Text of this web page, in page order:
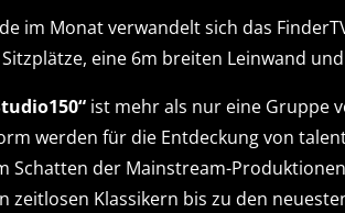
im Monat verwandelt sich das
eine 6m breiten Leinwand
ist mehr als nur eine Gruppe
werden für die Entdeckung von
Schatten der Mainstream-
zeitlosen Klassikern bis zu den